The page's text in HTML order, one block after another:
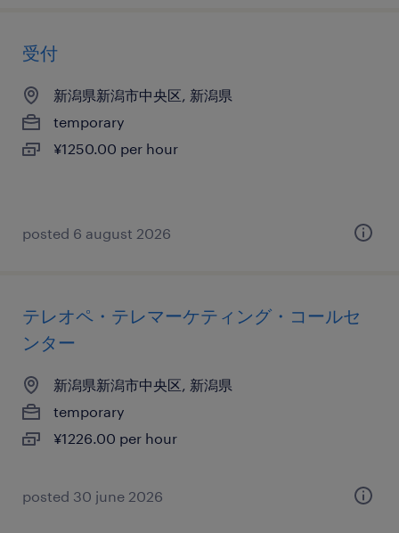
受付
新潟県新潟市中央区, 新潟県
temporary
¥1250.00 per hour
posted 6 august 2026
テレオペ・テレマーケティング・コールセ
ンター
新潟県新潟市中央区, 新潟県
temporary
¥1226.00 per hour
posted 30 june 2026